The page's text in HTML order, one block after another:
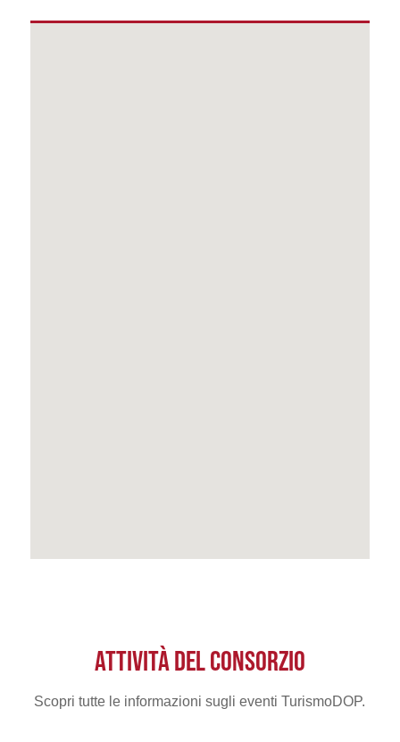
ATTIVITÀ DEL CONSORZIO
Scopri tutte le informazioni sugli eventi TurismoDOP.